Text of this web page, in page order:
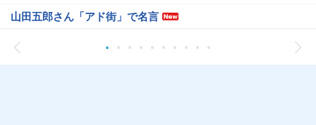
山田五郎さん「アド街」で名言